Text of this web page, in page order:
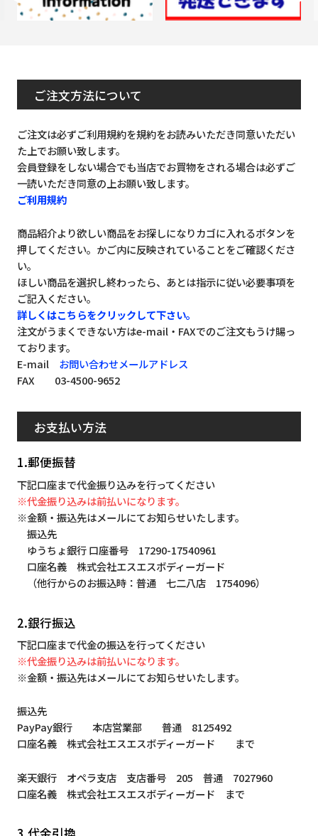
ご注文方法について
ご注文は必ずご利用規約を規約をお読みいただき同意いただい
た上でお願い致します。
会員登録をしない場合でも当店でお買物をされる場合は必ずご
一読いただき同意の上お願い致します。
ご利用規約
商品紹介より欲しい商品をお探しになりカゴに入れるボタンを
押してください。かご内に反映されていることをご確認くださ
い。
ほしい商品を選択し終わったら、あとは指示に従い必要事項を
ご記入ください。
詳しくはこちらをクリックして下さい。
注文がうまくできない方はe-mail・FAXでのご注文もうけ賜っ
ております。
E-mail お問い合わせメールアドレス
FAX 03-4500-9652
お支払い方法
1.郵便振替
下記口座まで代金振り込みを行ってください
※代金振り込みは前払いになります。
※金額・振込先はメールにてお知らせいたします。
振込先
ゆうちょ銀行 口座番号 17290-17540961
口座名義 株式会社エスエスボディーガード
（他行からのお振込時：普通 七二八店 1754096）
2.銀行振込
下記口座まで代金の振込を行ってください
※代金振り込みは前払いになります。
※金額・振込先はメールにてお知らせいたします。
振込先
PayPay銀行 本店営業部 普通 8125492
口座名義 株式会社エスエスボディーガード まで
楽天銀行 オペラ支店 支店番号 205 普通 7027960
口座名義 株式会社エスエスボディーガード まで